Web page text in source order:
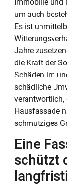
Immobilie und
um auch
Es ist
Jahre
die Kraft der
Schäden im
schädliche
verantwortlich,
Hausfassade
schmutziges
Eine
schützt